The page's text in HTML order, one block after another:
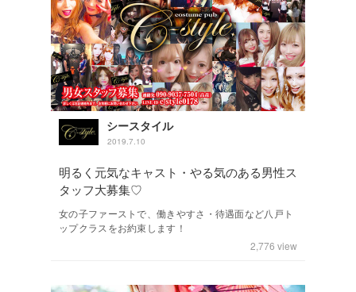
シースタイル
2019.7.10
明るく元気なキャスト・やる気のある男性ス
タッフ大募集♡
女の子ファーストで、働きやすさ・待遇面など八戸ト
ップクラスをお約束します！
2,776 view